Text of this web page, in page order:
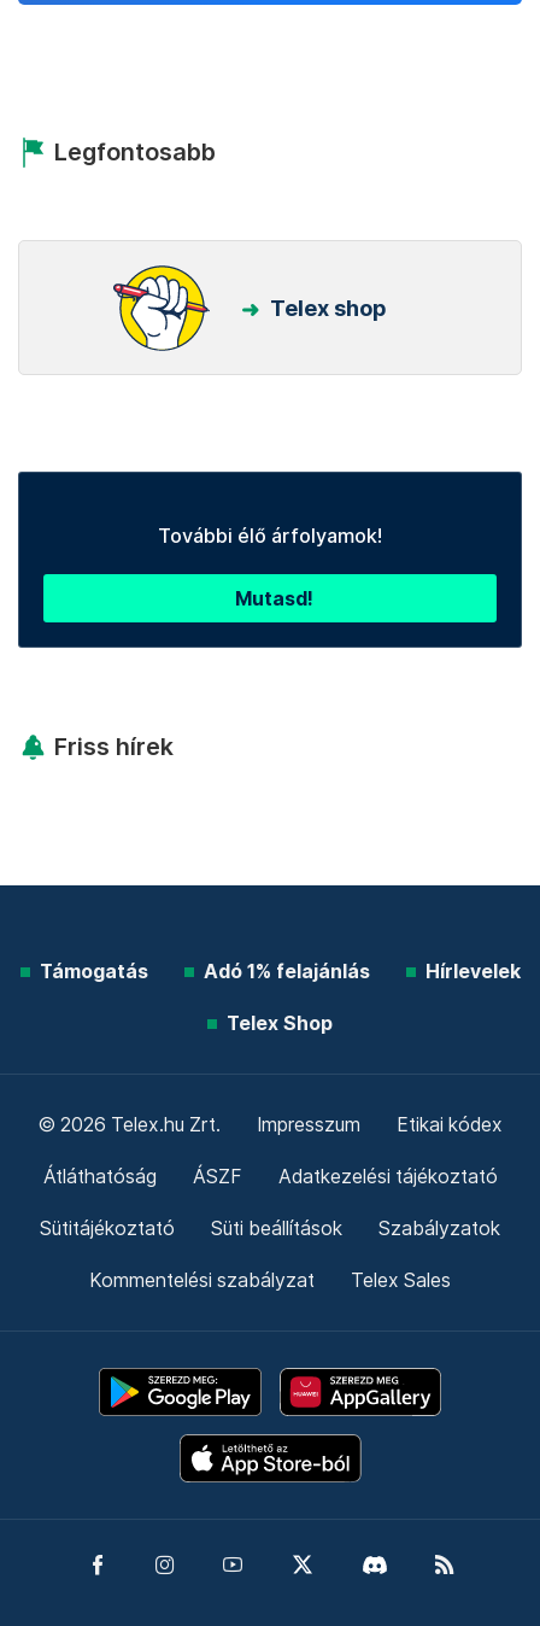
Legfontosabb
Telex shop
További élő árfolyamok!
Mutasd!
Friss hírek
Támogatás Adó 1% felajánlás Hírlevelek
Telex Shop
© 2026 Telex.hu Zrt. Impresszum Etikai kódex
Átláthatóság ÁSZF Adatkezelési tájékoztató
Sütitájékoztató Süti beállítások Szabályzatok
Kommentelési szabályzat Telex Sales